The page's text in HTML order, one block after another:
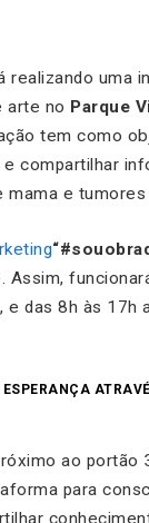
realizando uma
arte no Parque
tem como
compartilhar
mama e
Assim,
e das 8h às 17h
ESPERANÇA
ao portão
para